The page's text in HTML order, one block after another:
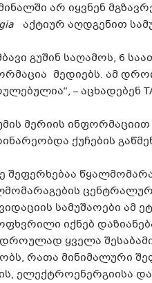
არ იყვნენ
აქტიურ აღდგენით
გუშინ საღამოს, 6
მედიებს. ამ
– აცხადებენ
მერიის
ქუჩების
შეფერხებაა
სამუშაოები ამ
იქნებ
ყველა
რათა მინიმალური
ელექტროენერგიისა და